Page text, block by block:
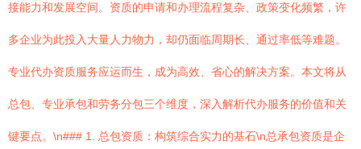
接能力和发展空间。资质的申请和办理流程复杂、政策变化频繁，许
多企业为此投入大量人力物力，却仍面临周期长、通过率低等难题。
专业代办资质服务应运而生，成为高效、省心的解决方案。本文将从
总包、专业承包和劳务分包三个维度，深入解析代办服务的价值和关
键要点。\n### 1. 总包资质：构筑综合实力的基石\n总承包资质是企